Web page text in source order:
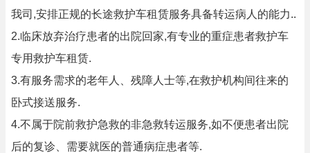
我司,安排正规的长途救护车租赁服务具备转运病人的能力..
2.临床放弃治疗患者的出院回家,有专业的重症患者救护车
专用救护车租赁.
3.有服务需求的老年人、残障人士等,在救护机构间往来的
卧式接送服务.
4.不属于院前救护急救的非急救转运服务,如不便患者出院
后的复诊、需要就医的普通病症患者等.